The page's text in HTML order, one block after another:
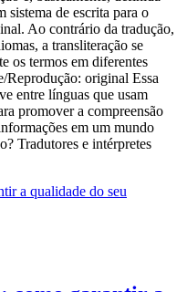
sistema de escrita para o
Ao contrário da tradução,
a transliteração se
os termos em diferentes
Reprodução: original Essa
entre línguas que usam
promover a compreensão
em um mundo
Tradutores e intérpretes